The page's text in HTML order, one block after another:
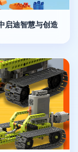
启迪智慧与创造